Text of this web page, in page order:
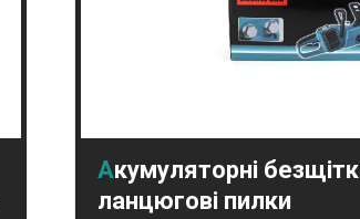
Акумуляторні безщіткові
ланцюгові пилки